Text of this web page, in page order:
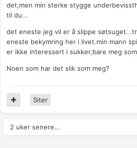
det,men min sterke stygge
til du...
det eneste jeg vil er å slippe
eneste bekymring her i livet.min mann
er ikke interessert i sukker,bare meg
Noen som har det slik som meg?
Siter
2 uker senere...